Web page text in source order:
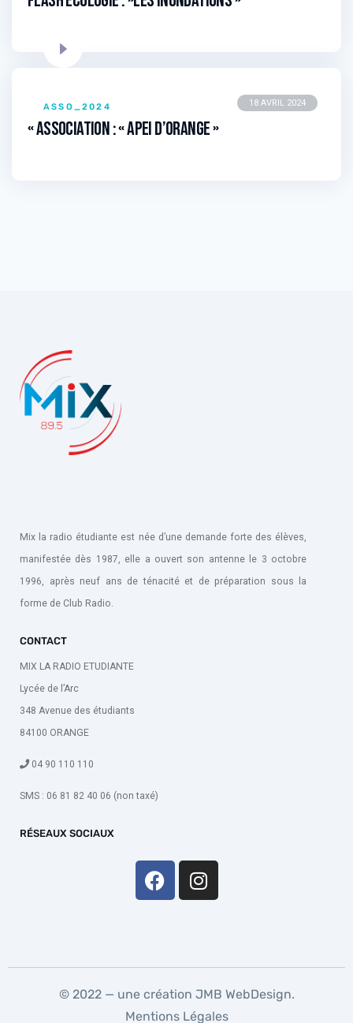
18 AVRIL 2024
ASSO_2024
« Association : « APEI D’ORANGE »
Mix la radio étudiante est née d’une demande forte des élèves,
manifestée dès 1987, elle a ouvert son antenne le 3 octobre
1996, après neuf ans de ténacité et de préparation sous la
forme de Club Radio.
CONTACT
MIX LA RADIO ETUDIANTE
Lycée de l’Arc
348 Avenue des étudiants
84100 ORANGE
04 90 110 110
SMS : 06 81 82 40 06 (non taxé)
RÉSEAUX SOCIAUX
© 2022 — une création JMB WebDesign.
Mentions Légales